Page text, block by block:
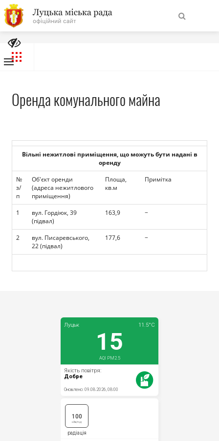
На
головну
сайту
Про місто
Міська рада
Бюджет
Публічна інформація
Прозорість влади
Документи
території міста
Порядок розміщення тимчасових споруд
Інвестиційна карта міста Луцька
Державно-приватне партнерство
Оренда комунального майна
Вільні нежитлові приміщення, що можуть бути надані в
оренду​
№
з/
п
Об'єкт оренди
(адреса нежитлового
приміщення)
Площа,
кв.м
Примітка
1
вул. Гордіюк, 39
(підвал)
163,9 −
2
вул. Писаревського,
22 (підвал)
177,6 −